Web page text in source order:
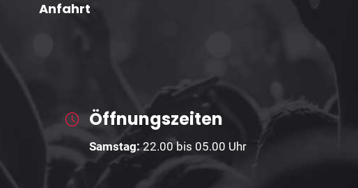
Anfahrt
Öffnungszeiten
Samstag:22.00 bis 05.00 Uhr